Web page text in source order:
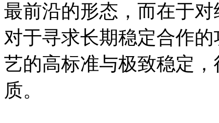
最前沿的形态，而在于
对于寻求长期稳定合作
艺的高标准与极致稳定
质。